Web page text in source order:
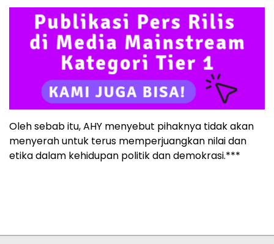
Oleh sebab itu, AHY menyebut pihaknya tidak akan
menyerah untuk terus memperjuangkan nilai dan
etika dalam kehidupan politik dan demokrasi.***